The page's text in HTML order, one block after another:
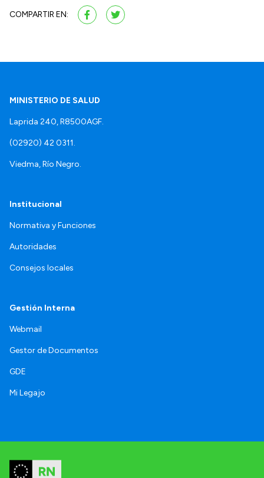
COMPARTIR EN:
MINISTERIO DE SALUD
Laprida 240, R8500AGF.
(02920) 42 0311.
Viedma, Río Negro.
Institucional
Normativa y Funciones
Autoridades
Consejos locales
Gestión Interna
Webmail
Gestor de Documentos
GDE
Mi Legajo